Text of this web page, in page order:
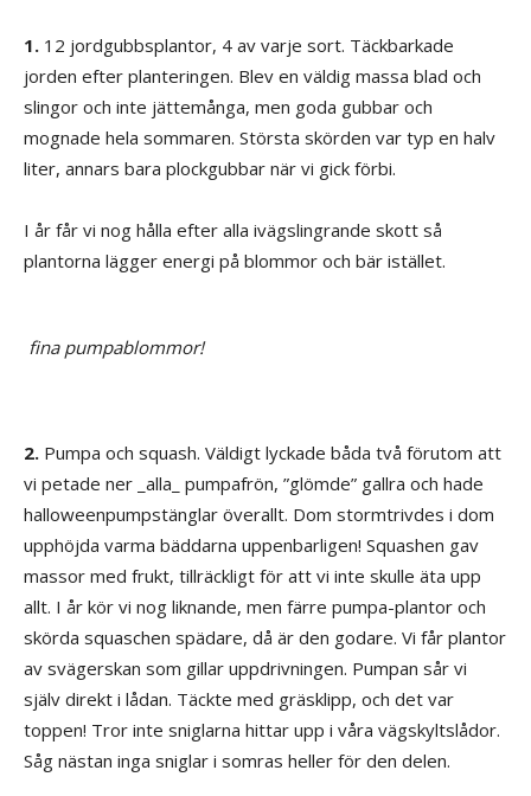
1. 12 jordgubbsplantor, 4 av varje sort. Täckbarkade
jorden efter planteringen. Blev en väldig massa blad och
slingor och inte jättemånga, men goda gubbar och
mognade hela sommaren. Största skörden var typ en halv
liter, annars bara plockgubbar när vi gick förbi.
I år får vi nog hålla efter alla ivägslingrande skott så
plantorna lägger energi på blommor och bär istället.
fina pumpablommor!
2. Pumpa och squash. Väldigt lyckade båda två förutom att
vi petade ner _alla_ pumpafrön, ”glömde” gallra och hade
halloweenpumpstänglar överallt. Dom stormtrivdes i dom
upphöjda varma bäddarna uppenbarligen! Squashen gav
massor med frukt, tillräckligt för att vi inte skulle äta upp
allt. I år kör vi nog liknande, men färre pumpa-plantor och
skörda squaschen spädare, då är den godare. Vi får plantor
av svägerskan som gillar uppdrivningen. Pumpan sår vi
själv direkt i lådan. Täckte med gräsklipp, och det var
toppen! Tror inte sniglarna hittar upp i våra vägskyltslådor.
Såg nästan inga sniglar i somras heller för den delen.